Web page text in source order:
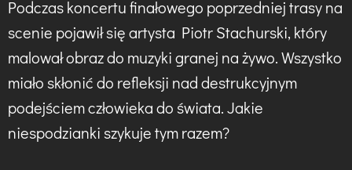
Podczas koncertu finałowego poprzedniej trasy na
scenie pojawił się artysta Piotr Stachurski, który
malował obraz do muzyki granej na żywo. Wszystko
miało skłonić do refleksji nad destrukcyjnym
podejściem człowieka do świata. Jakie
niespodzianki szykuje tym razem?